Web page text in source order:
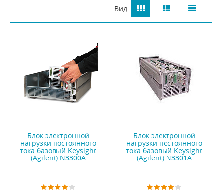
Вид:
Блок электронной
нагрузки постоянного
тока базовый Keysight
(Agilent) N3300A
Блок электронной
нагрузки постоянного
тока базовый Keysight
(Agilent) N3301A